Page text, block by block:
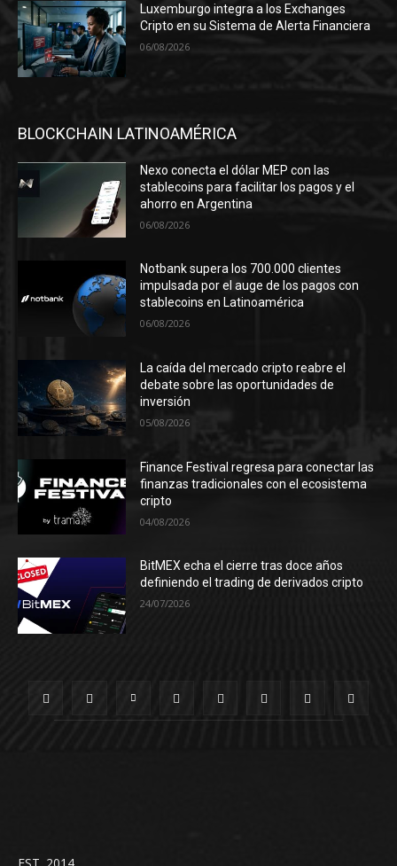
Luxemburgo integra a los Exchanges
Cripto en su Sistema de Alerta Financiera
06/08/2026
BLOCKCHAIN LATINOAMÉRICA
Nexo conecta el dólar MEP con las
stablecoins para facilitar los pagos y el
ahorro en Argentina
06/08/2026
Notbank supera los 700.000 clientes
impulsada por el auge de los pagos con
stablecoins en Latinoamérica
06/08/2026
La caída del mercado cripto reabre el
debate sobre las oportunidades de
inversión
05/08/2026
Finance Festival regresa para conectar las
finanzas tradicionales con el ecosistema
cripto
04/08/2026
BitMEX echa el cierre tras doce años
definiendo el trading de derivados cripto
24/07/2026